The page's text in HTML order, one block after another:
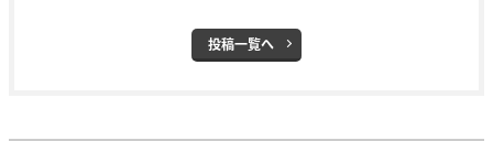
投稿一覧へ